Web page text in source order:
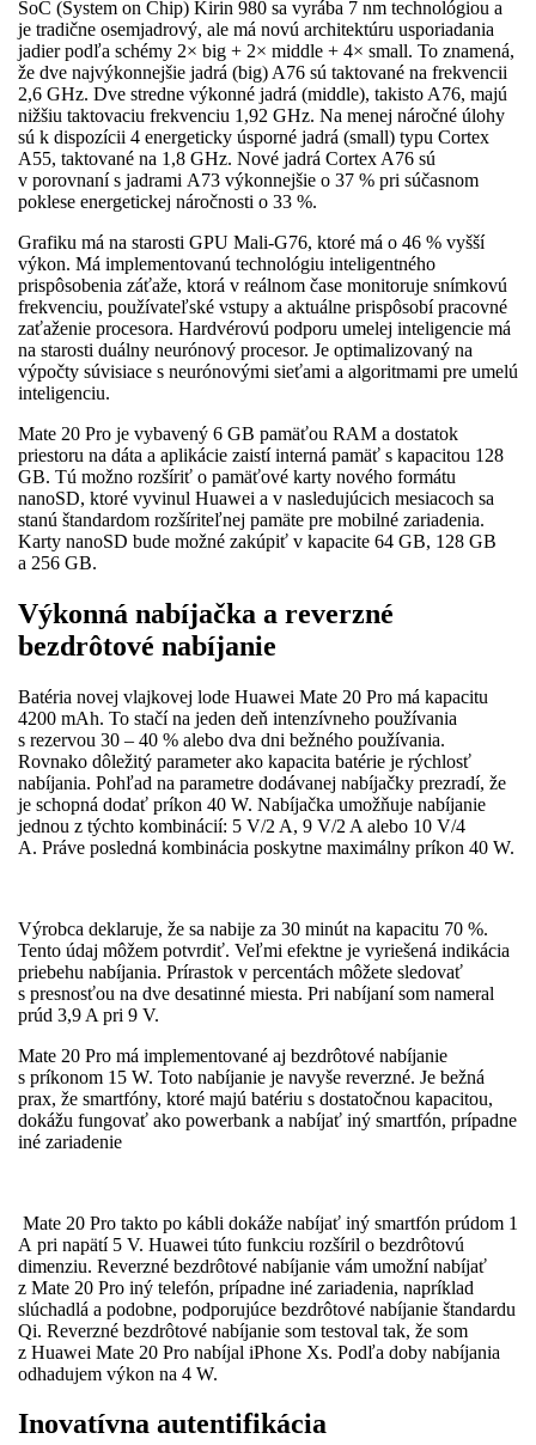
SoC (System on Chip) Kirin 980 sa vyrába 7 nm technológiou a
je tradične osemjadrový, ale má novú architektúru usporiadania
jadier podľa schémy 2× big + 2× middle + 4× small. To znamená,
že dve najvýkonnejšie jadrá (big) A76 sú taktované na frekvencii
2,6 GHz. Dve stredne výkonné jadrá (middle), takisto A76, majú
nižšiu taktovaciu frekvenciu 1,92 GHz. Na menej náročné úlohy
sú k dispozícii 4 energeticky úsporné jadrá (small) typu Cortex
A55, taktované na 1,8 GHz. Nové jadrá Cortex A76 sú
v porovnaní s jadrami A73 výkonnejšie o 37 % pri súčasnom
poklese energetickej náročnosti o 33 %.
Grafiku má na starosti GPU Mali-G76, ktoré má o 46 % vyšší
výkon. Má implementovanú technológiu inteligentného
prispôsobenia záťaže, ktorá v reálnom čase monitoruje snímkovú
frekvenciu, používateľské vstupy a aktuálne prispôsobí pracovné
zaťaženie procesora. Hardvérovú podporu umelej inteligencie má
na starosti duálny neurónový procesor. Je optimalizovaný na
výpočty súvisiace s neurónovými sieťami a algoritmami pre umelú
inteligenciu.
Mate 20 Pro je vybavený 6 GB pamäťou RAM a dostatok
priestoru na dáta a aplikácie zaistí interná pamäť s kapacitou 128
GB. Tú možno rozšíriť o pamäťové karty nového formátu
nanoSD, ktoré vyvinul Huawei a v nasledujúcich mesiacoch sa
stanú štandardom rozšíriteľnej pamäte pre mobilné zariadenia.
Karty nanoSD bude možné zakúpiť v kapacite 64 GB, 128 GB
a 256 GB.
Výkonná nabíjačka a reverzné
bezdrôtové nabíjanie
Batéria novej vlajkovej lode Huawei Mate 20 Pro má kapacitu
4200 mAh. To stačí na jeden deň intenzívneho používania
s rezervou 30 – 40 % alebo dva dni bežného používania.
Rovnako dôležitý parameter ako kapacita batérie je rýchlosť
nabíjania. Pohľad na parametre dodávanej nabíjačky prezradí, že
je schopná dodať príkon 40 W. Nabíjačka umožňuje nabíjanie
jednou z týchto kombinácií: 5 V/2 A, 9 V/2 A alebo 10 V/4
A. Práve posledná kombinácia poskytne maximálny príkon 40 W.
Výrobca deklaruje, že sa nabije za 30 minút na kapacitu 70 %.
Tento údaj môžem potvrdiť. Veľmi efektne je vyriešená indikácia
priebehu nabíjania. Prírastok v percentách môžete sledovať
s presnosťou na dve desatinné miesta. Pri nabíjaní som nameral
prúd 3,9 A pri 9 V.
Mate 20 Pro má implementované aj bezdrôtové nabíjanie
s príkonom 15 W. Toto nabíjanie je navyše reverzné. Je bežná
prax, že smartfóny, ktoré majú batériu s dostatočnou kapacitou,
dokážu fungovať ako powerbank a nabíjať iný smartfón, prípadne
iné zariadenie
Mate 20 Pro takto po kábli dokáže nabíjať iný smartfón prúdom 1
A pri napätí 5 V. Huawei túto funkciu rozšíril o bezdrôtovú
dimenziu. Reverzné bezdrôtové nabíjanie vám umožní nabíjať
z Mate 20 Pro iný telefón, prípadne iné zariadenia, napríklad
slúchadlá a podobne, podporujúce bezdrôtové nabíjanie štandardu
Qi. Reverzné bezdrôtové nabíjanie som testoval tak, že som
z Huawei Mate 20 Pro nabíjal iPhone Xs. Podľa doby nabíjania
odhadujem výkon na 4 W.
Inovatívna autentifikácia